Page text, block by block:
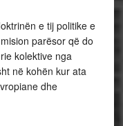
e tij politike e
parësor që do
kolektive nga
në kohën kur ata
dhe